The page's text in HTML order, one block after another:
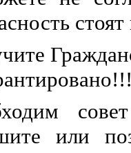
или